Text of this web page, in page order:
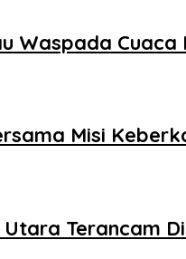
Waspada Cuaca
Misi
Terancam